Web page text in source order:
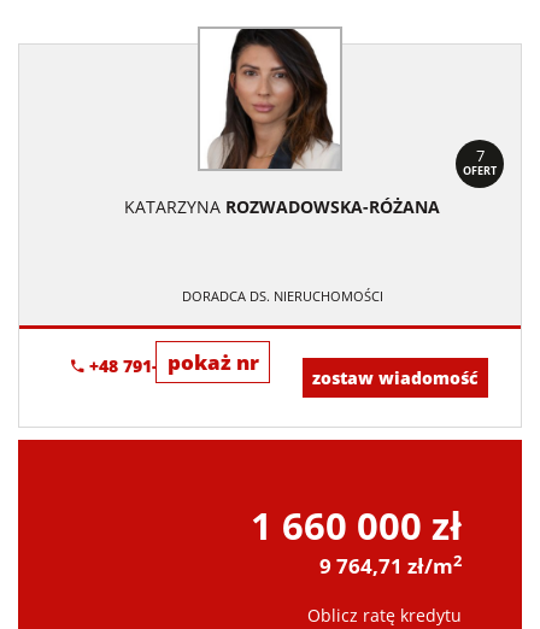
7
OFERT
KATARZYNA ROZWADOWSKA-RÓŻANA
DORADCA DS. NIERUCHOMOŚCI
pokaż nr
+48 791-023-893
zostaw wiadomość
1 660 000 zł
9 764,71 zł/m2
Oblicz ratę kredytu